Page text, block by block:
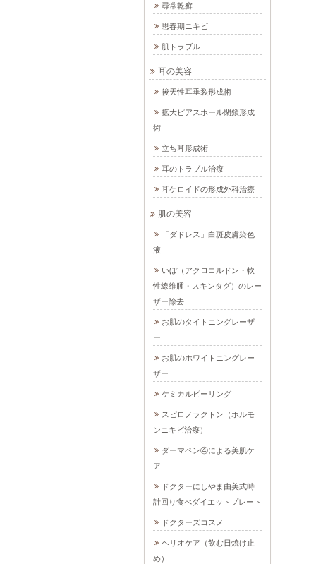
尋常乾癬
思春期ニキビ
肌トラブル
耳の美容
後天性耳垂裂形成術
拡大ピアスホール閉鎖形成
術
立ち耳形成術
耳のトラブル治療
耳ケロイドの形成外科治療
肌の美容
「ダドレス」白斑皮膚染色
液
いぼ（アクロコルドン・軟
性線維腫・スキンタグ）のレー
ザー除去
お肌のタイトニングレーザ
ー
お肌のホワイトニングレー
ザー
ケミカルピーリング
スピロノラクトン（ホルモ
ンニキビ治療）
ダーマペン④による美肌ケ
ア
ドクターにしやま由美式時
計回り食べダイエットプレート
ドクターズコスメ
ヘリオケア（飲む日焼け止
め）